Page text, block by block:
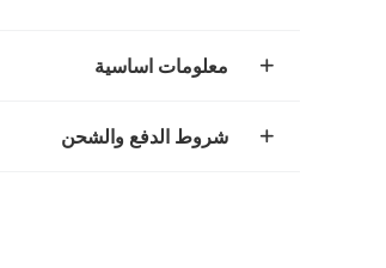
معلومات اساسية
شروط الدفع والشحن